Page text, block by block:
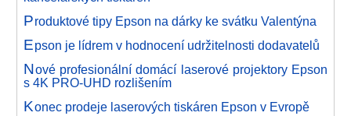
Produktové tipy Epson na dárky ke svátku Valentýna
Epson je lídrem v hodnocení udržitelnosti dodavatelů
Nové profesionální domácí laserové projektory Epson
s 4K PRO-UHD rozlišením
Konec prodeje laserových tiskáren Epson v Evropě